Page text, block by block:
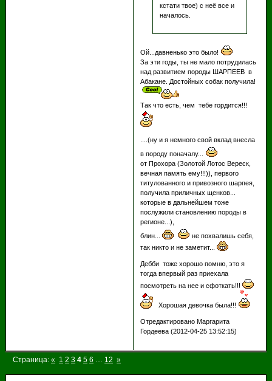
кстати твое) с неё все и
началось.
Ой...давненько это было!
За эти годы, ты не мало потрудилась
над развитием породы ШАРПЕЕВ в
Абакане. Достойных собак получила!
Так что есть, чем тебе гордится!!!
....(ну и я немного свой вклад внесла
в породу поначалу...
от Прохора (Золотой Лотос Вереск,
вечная память ему!!!)), первого
титулованного и привозного шарпея,
получила приличных щенков...
которые в дальнейшем тоже
послужили становлению породы в
регионе...),
блин...
не похвалишь себя,
так никто и не заметит...
Дебби тоже хорошо помню, это я
тогда впервый раз приехала
посмотреть на нее и сфоткать!!!
Хорошая девочка была!!!
Отредактировано Маргарита
Гордеева (2012-04-25 13:52:15)
Страница:« 1 2 3 4 5 6 12 »